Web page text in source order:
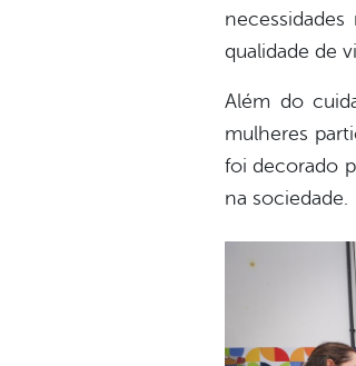
qualidade de
Além do
mulheres
foi decorado
na sociedade.